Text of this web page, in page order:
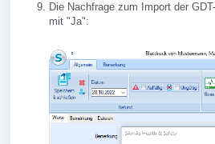
Die Nachfrage zum Import der
mit "Ja":